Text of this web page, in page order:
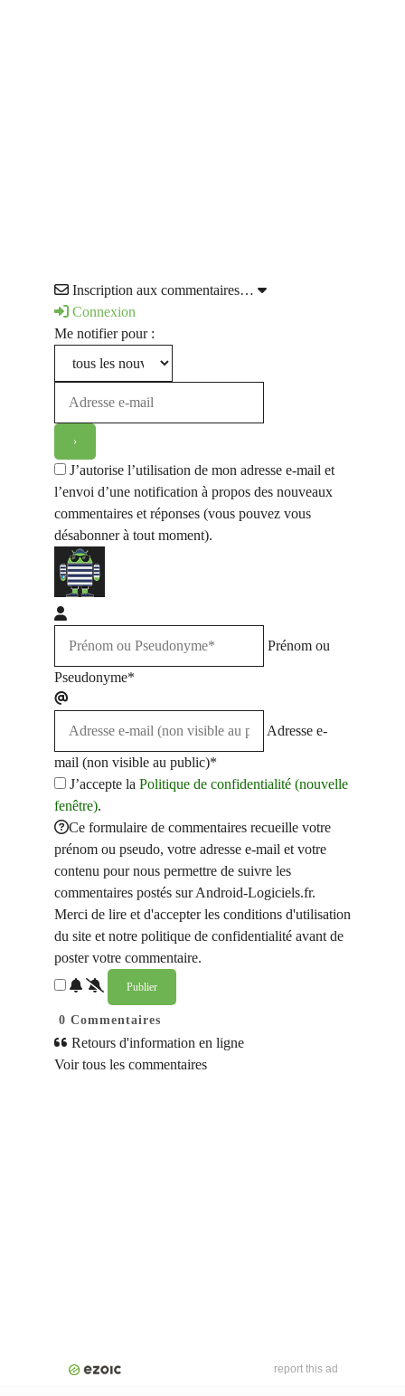
Inscription aux commentaires…
Connexion
Me notifier pour :
J’autorise l’utilisation de mon adresse e-mail et
l’envoi d’une notification à propos des nouveaux
commentaires et réponses (vous pouvez vous
désabonner à tout moment).
Prénom ou
Pseudonyme*
Adresse e-
mail (non visible au public)*
J’accepte la Politique de confidentialité (nouvelle
fenêtre).
Ce formulaire de commentaires recueille votre
prénom ou pseudo, votre adresse e-mail et votre
contenu pour nous permettre de suivre les
commentaires postés sur Android-Logiciels.fr.
Merci de lire et d'accepter les conditions d'utilisation
du site et notre politique de confidentialité avant de
poster votre commentaire.
0 Commentaires
Retours d'information en ligne
Voir tous les commentaires
report this ad